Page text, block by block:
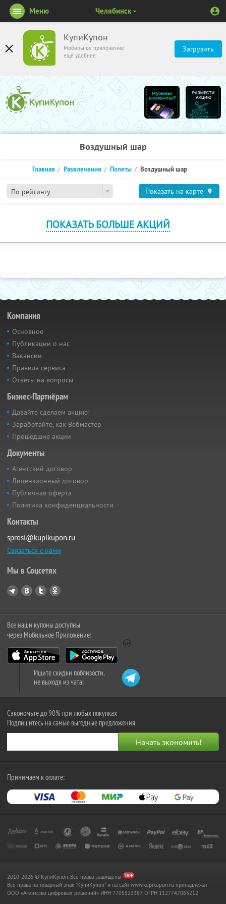
КупиКупон
Мобильное приложение
ещё удобнее
Загрузить
Меню Челябинск
Воздушный шар
По рейтингу
Главная Развлечения Полеты Воздушный шар
Показать на карте
ПОКАЗАТЬ БОЛЬШЕ АКЦИЙ
Компания
Основное
Публикации о нас
Вакансии
Правила сервиса
Ответы на вопросы
Бизнес-Партнёрам
Давайте сделаем акцию!
Заработайте, как Вебмастер
Прошедшие акции
Документы
Агентский договор
Лицензионный договор
Публичная оферта
Политика конфиденциальности
Контакты
sprosi@kupikupon.ru
Связаться с нами
Мы в Соцсетях
Все наши купоны доступны
через Мобильное Приложение:
Ищите скидки поблизости,
не выходя из чата:
Сэкономьте до 90% при любых покупках
Подпишитесь на самые выгодные предложения
Принимаем к оплате:
2010-2026 © КупиКупон. Все права защищены.
Все права на товарный знак "КупиКупон" и на сайт www.kupikupon.ru принадлежат
OOO «Агентство цифровых решений» ИНН 7705523387, ОГРН 1127747063212